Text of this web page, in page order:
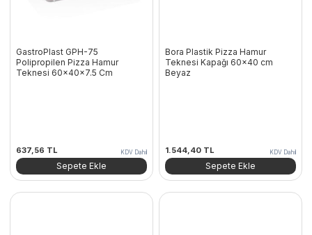
GastroPlast GPH-75
Polipropilen Pizza Hamur
Teknesi 60x40x7.5 Cm
637,56 TL KDV Dahil
Sepete Ekle
Bora Plastik Pizza Hamur
Teknesi Kapağı 60×40 cm
Beyaz
1.544,40 TL KDV Dahil
Sepete Ekle